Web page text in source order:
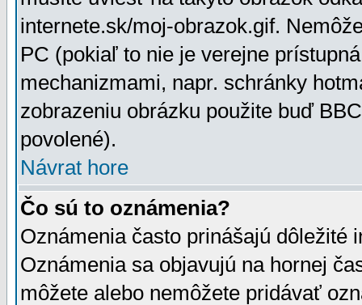
internete.sk/moj-obrazok.gif.
PC (pokiaľ to nie je verejne
mechanizmami, napr. schránky
zobrazeniu obrázku použite buď
povolené).
Návrat hore
Čo sú to oznámenia?
Oznámenia často prinášajú dôležité
Oznámenia sa objavujú na hornej
môžete alebo nemôžete pridávať